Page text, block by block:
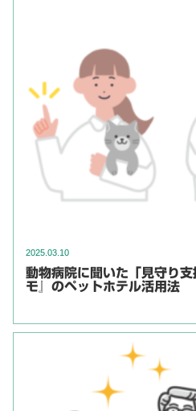
2025.03.10
動物病院に聞いた「見守り
モ』のペットホテル活用法